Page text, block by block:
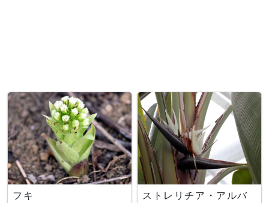
フキ ストレリチア・アルバ